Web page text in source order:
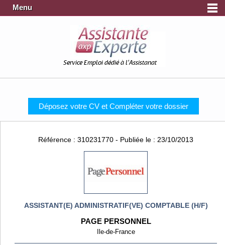
Menu
Service Emploi dédié à l'Assistanat
Déposez votre CV et Compléter votre dossier
Référence : 310231770 - Publiée le : 23/10/2013
ASSISTANT(E) ADMINISTRATIF(VE) COMPTABLE (H/F)
PAGE PERSONNEL
Ile-de-France